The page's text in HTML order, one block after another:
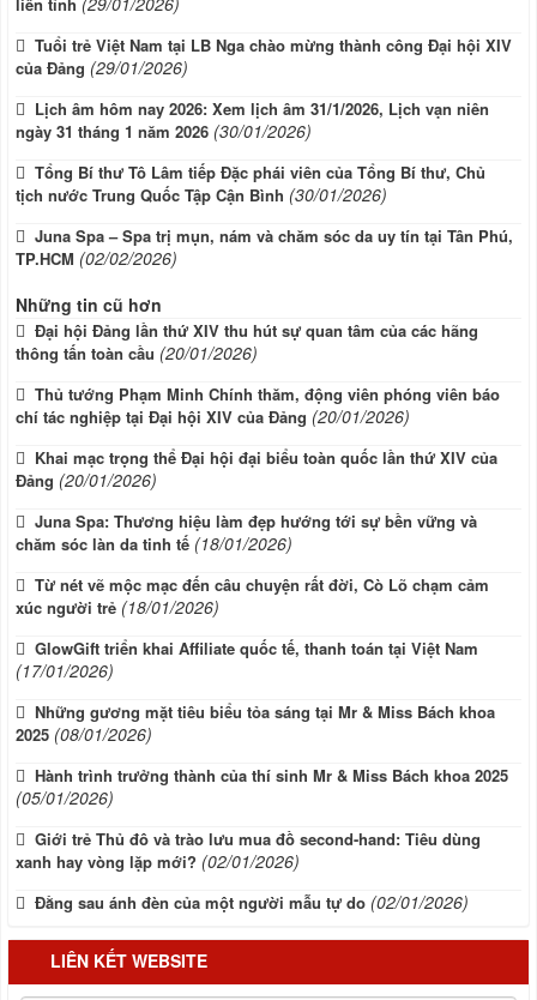
Tuổi trẻ Việt Nam tại LB Nga chào mừng thành công Đại hội XIV
của Đảng (29/01/2026)
Lịch âm hôm nay 2026: Xem lịch âm 31/1/2026, Lịch vạn niên
ngày 31 tháng 1 năm 2026 (30/01/2026)
Tổng Bí thư Tô Lâm tiếp Đặc phái viên của Tổng Bí thư, Chủ
tịch nước Trung Quốc Tập Cận Bình (30/01/2026)
Juna Spa – Spa trị mụn, nám và chăm sóc da uy tín tại Tân Phú,
TP.HCM (02/02/2026)
Những tin cũ hơn
Đại hội Đảng lần thứ XIV thu hút sự quan tâm của các hãng
thông tấn toàn cầu (20/01/2026)
Thủ tướng Phạm Minh Chính thăm, động viên phóng viên báo
chí tác nghiệp tại Đại hội XIV của Đảng (20/01/2026)
Khai mạc trọng thể Đại hội đại biểu toàn quốc lần thứ XIV của
Đảng (20/01/2026)
Juna Spa: Thương hiệu làm đẹp hướng tới sự bền vững và
chăm sóc làn da tinh tế (18/01/2026)
Từ nét vẽ mộc mạc đến câu chuyện rất đời, Cò Lõ chạm cảm
xúc người trẻ (18/01/2026)
GlowGift triển khai Affiliate quốc tế, thanh toán tại Việt Nam
(17/01/2026)
Những gương mặt tiêu biểu tỏa sáng tại Mr & Miss Bách khoa
2025 (08/01/2026)
Hành trình trưởng thành của thí sinh Mr & Miss Bách khoa 2025
(05/01/2026)
Giới trẻ Thủ đô và trào lưu mua đồ second-hand: Tiêu dùng
xanh hay vòng lặp mới? (02/01/2026)
Đằng sau ánh đèn của một người mẫu tự do (02/01/2026)
LIÊN KẾT WEBSITE